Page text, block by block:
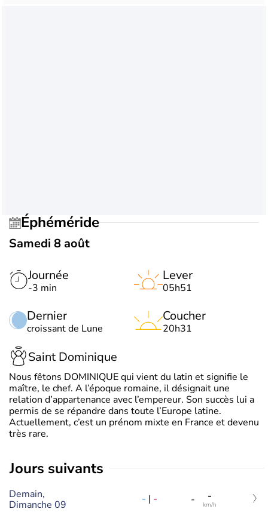
Éphéméride
Samedi 8 août
Journée
-3 min
Dernier
croissant de Lune
Lever
05h51
Coucher
20h31
Saint Dominique
Nous fêtons DOMINIQUE qui vient du latin et signifie le
maître, le chef. A l’époque romaine, il désignait une
relation d’appartenance avec l’empereur. Son succès lui a
permis de se répandre dans toute l’Europe latine.
Actuellement, c’est un prénom mixte en France et devenu
très rare.
jours suivants
Demain,
Dimanche 09
- | - - -
km/h